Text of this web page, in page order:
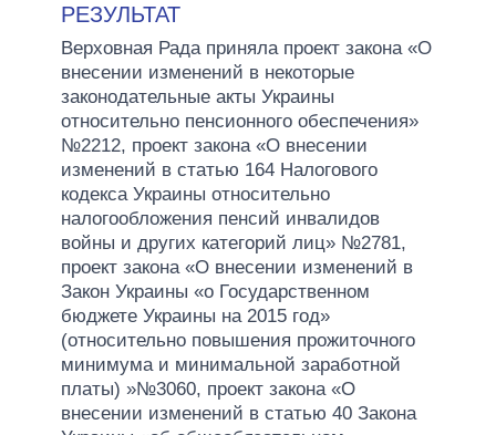
РЕЗУЛЬТАТ
Верховная Рада приняла проект закона «О
внесении изменений в некоторые
законодательные акты Украины
относительно пенсионного обеспечения»
№2212, проект закона «О внесении
изменений в статью 164 Налогового
кодекса Украины относительно
налогообложения пенсий инвалидов
войны и других категорий лиц» №2781,
проект закона «О внесении изменений в
Закон Украины «о Государственном
бюджете Украины на 2015 год»
(относительно повышения прожиточного
минимума и минимальной заработной
платы) »№3060, проект закона «О
внесении изменений в статью 40 Закона